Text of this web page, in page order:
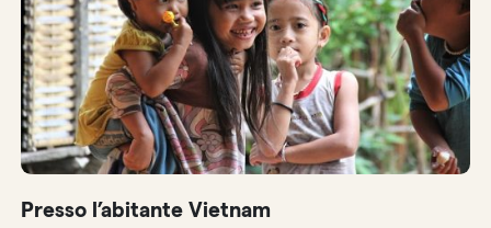
Presso l’abitante Vietnam